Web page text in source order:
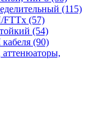
(115)
FTTx (57)
(54)
(90)
аттенюаторы,